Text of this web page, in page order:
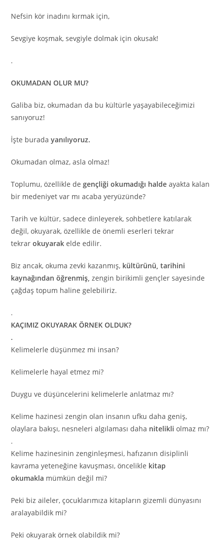
Nefsin kör inadını kırmak için,
Sevgiye koşmak, sevgiyle dolmak için okusak!
.
OKUMADAN OLUR MU?
Galiba biz, okumadan da bu kültürle yaşayabileceğimizi
sanıyoruz!
İşte buradayanılıyoruz.
Okumadan olmaz, asla olmaz!
Toplumu, özellikle degençliği okumadığı halde ayakta kalan
bir medeniyet var mı acaba yeryüzünde?
Tarih ve kültür, sadece dinleyerek, sohbetlere katılarak
değil, okuyarak, özellikle de önemli eserleri tekrar
tekrarokuyarakelde edilir.
Biz ancak, okuma zevki kazanmış, kültürünü, tarihini
kaynağından öğrenmiş, zengin birikimli gençler sayesinde
çağdaş topum haline gelebiliriz.
.
KAÇIMIZ OKUYARAK ÖRNEK OLDUK?
.
Kelimelerle düşünmez mi insan?
Kelimelerle hayal etmez mi?
Duygu ve düşüncelerini kelimelerle anlatmaz mı?
Kelime hazinesi zengin olan insanın ufku daha geniş,
olaylara bakışı, nesneleri algılaması daha nitelikli olmaz mı?
.
Kelime hazinesinin zenginleşmesi, hafızanın disiplinli
kavrama yeteneğine kavuşması, öncelikle kitap
okumakla mümkün değil mi?
Peki biz aileler, çocuklarımıza kitapların gizemli dünyasını
aralayabildik mi?
Peki okuyarak örnek olabildik mi?